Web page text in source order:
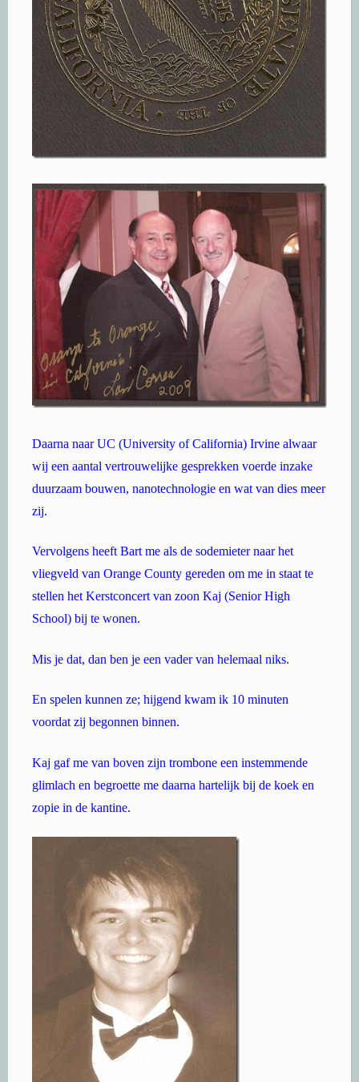
Daarna naar UC (University of California) Irvine alwaar
wij een aantal vertrouwelijke gesprekken voerde inzake
duurzaam bouwen, nanotechnologie en wat van dies meer
zij.
Vervolgens heeft Bart me als de sodemieter naar het
vliegveld van Orange County gereden om me in staat te
stellen het Kerstconcert van zoon Kaj (Senior High
School) bij te wonen.
Mis je dat, dan ben je een vader van helemaal niks.
En spelen kunnen ze; hijgend kwam ik 10 minuten
voordat zij begonnen binnen.
Kaj gaf me van boven zijn trombone een instemmende
glimlach en begroette me daarna hartelijk bij de koek en
zopie in de kantine.